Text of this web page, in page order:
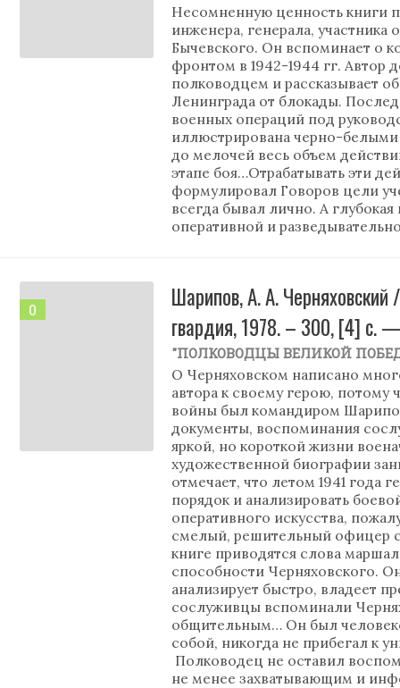
Несомненную ценность книги
инженера, генерала,
Бычевского. Он вспоминает о
фронтом в 1942-1944 гг. Автор
полководцем и рассказывает
Ленинграда от блокады.
военных операций под
иллюстрирована черно-
до мелочей весь объем
этапе боя…Отрабатывать эти
формулировал Говоров цели
всегда бывал лично. А
оперативной и
0
Шарипов, А. А.
гвардия, 1978. – 300, [4] с.
"ПОЛКОВОДЦЫ ВЕЛИКОЙ
О Черняховском написано
автора к своему герою, потому
войны был командиром
документы, воспоминания
яркой, но короткой жизни
художественной биографии
отмечает, что летом 1941 года
порядок и анализировать
оперативного искусства,
смелый, решительный
книге приводятся слова
способности Черняховского.
анализирует быстро, владеет
сослуживцы вспоминали
общительным… Он был
собой, никогда не прибегал к
Полководец не оставил
не менее захватывающим и